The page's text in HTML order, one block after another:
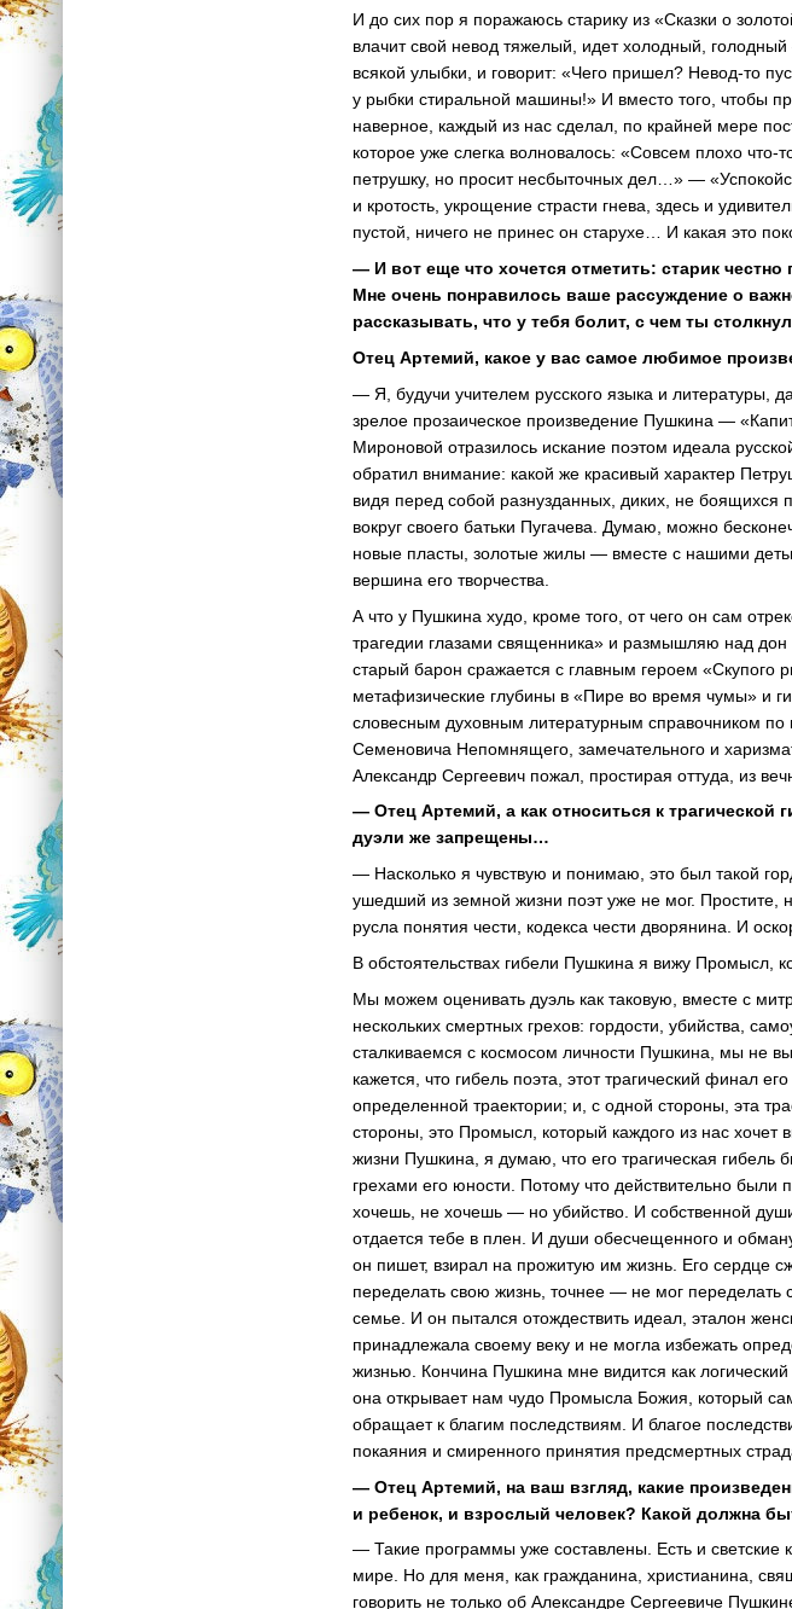
И до сих пор я поражаюсь старику из «Сказки о
влачит свой невод тяжелый, идет холодный,
всякой улыбки, и говорит: «Чего пришел? Невод-то
у рыбки стиральной машины!» И вместо того, чтобы
наверное, каждый из нас сделал, по крайней мере
которое уже слегка волновалось: «Совсем плохо что-
петрушку, но просит несбыточных дел…» —
и кротость, укрощение страсти гнева, здесь и
пустой, ничего не принес он старухе… И какая это
— И вот еще что хочется отметить: старик
Мне очень понравилось ваше рассуждение о
рассказывать, что у тебя болит, с чем ты
Отец Артемий, какое у вас самое любимое
— Я, будучи учителем русского языка и литературы,
зрелое прозаическое произведение Пушкина —
Мироновой отразилось искание поэтом идеала
обратил внимание: какой же красивый характер
видя перед собой разнузданных, диких, не боящихся
вокруг своего батьки Пугачева. Думаю, можно
новые пласты, золотые жилы — вместе с нашими
вершина его творчества.
А что у Пушкина худо, кроме того, от чего он сам
трагедии глазами священника» и размышляю над
старый барон сражается с главным героем
метафизические глубины в «Пире во время чумы» и
словесным духовным литературным справочником
Семеновича Непомнящего, замечательного и
Александр Сергеевич пожал, простирая оттуда, из
— Отец Артемий, а как относиться к трагической
дуэли же запрещены…
— Насколько я чувствую и понимаю, это был такой
ушедший из земной жизни поэт уже не мог. Простите,
русла понятия чести, кодекса чести дворянина. И
В обстоятельствах гибели Пушкина я вижу Промысл,
Мы можем оценивать дуэль как таковую, вместе с
нескольких смертных грехов: гордости, убийства,
сталкиваемся с космосом личности Пушкина, мы
кажется, что гибель поэта, этот трагический финал
определенной траектории; и, с одной стороны, эта
стороны, это Промысл, который каждого из нас хочет
жизни Пушкина, я думаю, что его трагическая
грехами его юности. Потому что действительно
хочешь, не хочешь — но убийство. И собственной
отдается тебе в плен. И души обесчещенного и
он пишет, взирал на прожитую им жизнь. Его сердце
переделать свою жизнь, точнее — не мог переделать
семье. И он пытался отождествить идеал, эталон
принадлежала своему веку и не могла избежать
жизнью. Кончина Пушкина мне видится как
она открывает нам чудо Промысла Божия, который
обращает к благим последствиям. И благое
покаяния и смиренного принятия предсмертных
— Отец Артемий, на ваш взгляд, какие
и ребенок, и взрослый человек? Какой должна
— Такие программы уже составлены. Есть и светские
мире. Но для меня, как гражданина, христианина,
говорить не только об Александре Сергеевиче